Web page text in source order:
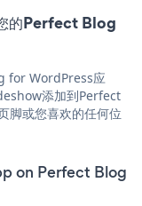
的Perfect Blog
for WordPress应
添加到Perfect
脚或您喜欢的任何位
on Perfect Blog